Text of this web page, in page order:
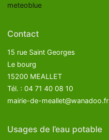
meteoblue
Contact
15 rue Saint Georges
Le bourg
15200 MEALLET
Tél. : 04 71 40 08 10
mairie-de-meallet@wanadoo.fr
Usages de l’eau potable